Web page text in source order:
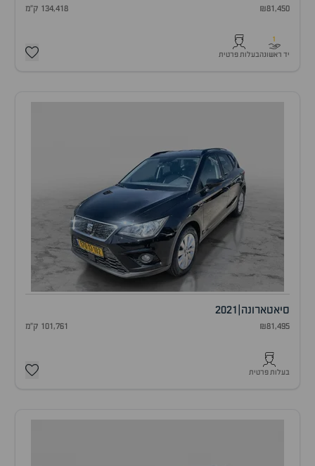
₪81,450 134,418 ק"מ
1
יד ראשונהבעלות פרטית
סיאטארונה 2021
₪81,495 101,761 ק"מ
בעלות פרטית